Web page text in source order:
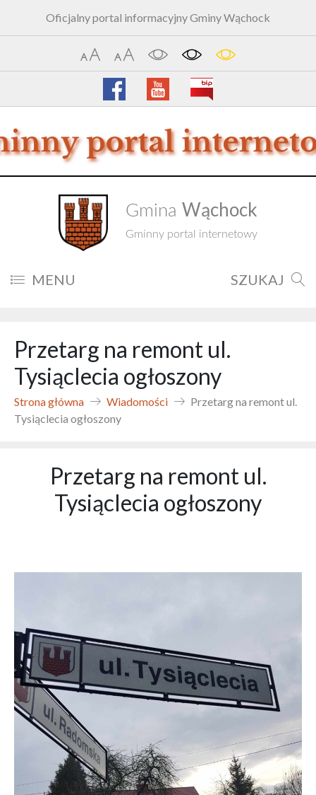
Oficjalny portal informacyjny Gminy Wąchock
Gmina Wąchock
Gminny portal internetowy
MENU SZUKAJ
Przetarg na remont ul.
Tysiąclecia ogłoszony
Strona główna Wiadomości
Przetarg na remont ul.
Tysiąclecia ogłoszony
Przetarg na remont ul.
Tysiąclecia ogłoszony